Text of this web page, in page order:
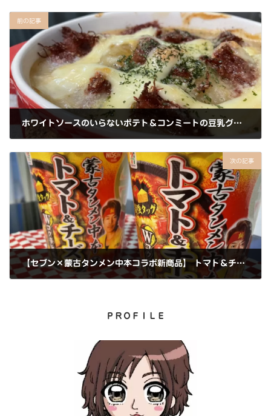
前の記事
ホワイトソースのいらないポテト＆コンミートの豆乳グラタン
次の記事
【セブン×蒙古タンメン中本コラボ新商品】 トマト＆チーズ を食べてみた🔥
ＰＲＯＦＩＬＥ